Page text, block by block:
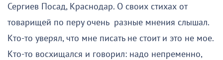
Сергиев Посад, Краснодар. О своих стихах от
товарищей по перу очень разные мнения слышал.
Кто-то уверял, что мне писать не стоит и это не мое.
Кто-то восхищался и говорил: надо непременно,